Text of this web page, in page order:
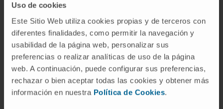
Uso de cookies
Este Sitio Web utiliza cookies propias y de terceros con
diferentes finalidades, como permitir la navegación y
usabilidad de la página web, personalizar sus
preferencias o realizar analíticas de uso de la página
web. A continuación, puede configurar sus preferencias,
rechazar o bien aceptar todas las cookies y obtener más
información en nuestra Política de Cookies.
incluidos el tipo y ubicación de la recidiva, el
estado general del paciente, las terapias
previas y las características biológicas del
tumor recurrente. La cirugía puede ser una
opción para la recidiva localizada, mientras
que la quimioterapia, la radioterapia, la
inmunoterapia o las terapias dirigidas pueden